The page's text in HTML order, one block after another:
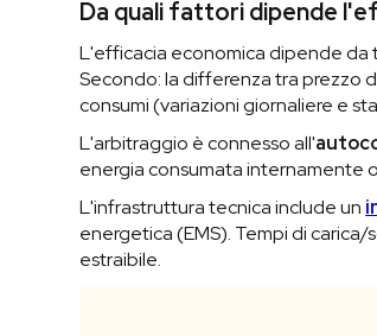
Da quali fattori dipende
L'efficacia economica dipende da
Secondo: la differenza tra prezzo
consumi (variazioni giornaliere e
L'arbitraggio è connesso all'
energia consumata internamente
L'infrastruttura tecnica include un
energetica (EMS). Tempi di
estraibile.